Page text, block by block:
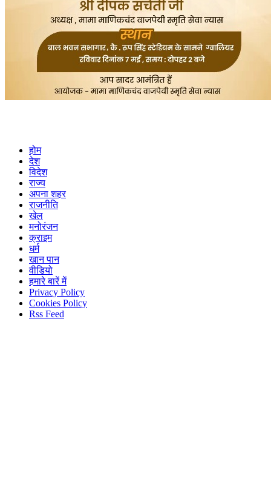
होम
देश
विदेश
राज्य
अपना शहर
राजनीति
खेल
मनोरंजन
क्राइम
धर्म
खान पान
वीडियो
हमारे बारें में
Privacy Policy
Cookies Policy
Rss Feed